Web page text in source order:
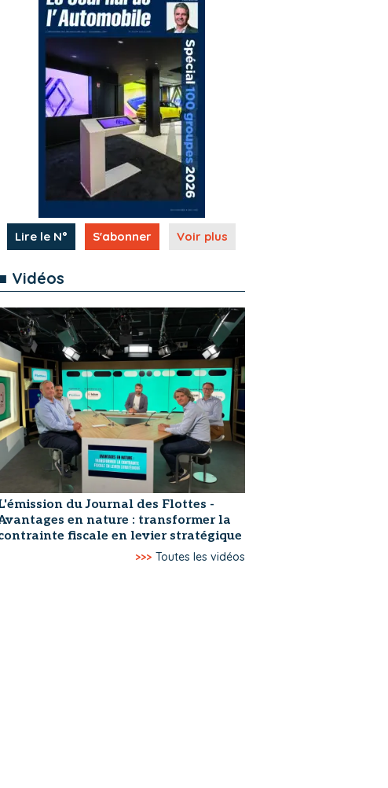
Lire le N° S'abonner Voir plus
Vidéos
du Journal des Flottes -
en nature : transformer la
fiscale en levier stratégique
>>> Toutes les vidéos